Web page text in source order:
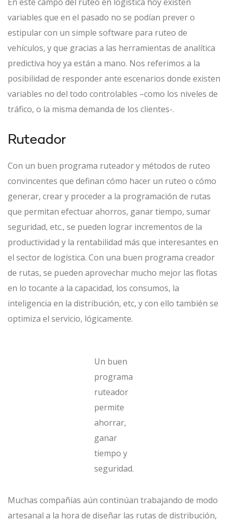
variables que en el pasado no se podían prever o
estipular con un simple software para ruteo de
vehículos, y que gracias a las herramientas de analítica
predictiva hoy ya están a mano. Nos referimos a la
posibilidad de responder ante escenarios donde existen
variables no del todo controlables –como los niveles de
tráfico, o la misma demanda de los clientes-.
Ruteador
Con un buen programa ruteador y métodos de ruteo
convincentes que definan cómo hacer un ruteo o cómo
generar, crear y proceder a la programación de rutas
que permitan efectuar ahorros, ganar tiempo, sumar
seguridad, etc., se pueden lograr incrementos de la
productividad y la rentabilidad más que interesantes en
el sector de logística. Con una buen programa creador
de rutas, se pueden aprovechar mucho mejor las flotas
en lo tocante a la capacidad, los consumos, la
inteligencia en la distribución, etc, y con ello también se
optimiza el servicio, lógicamente.
Un buen
programa
ruteador
permite
ahorrar,
ganar
tiempo y
seguridad.
Muchas compañías aún continúan trabajando de modo
artesanal a la hora de diseñar las rutas de distribución,